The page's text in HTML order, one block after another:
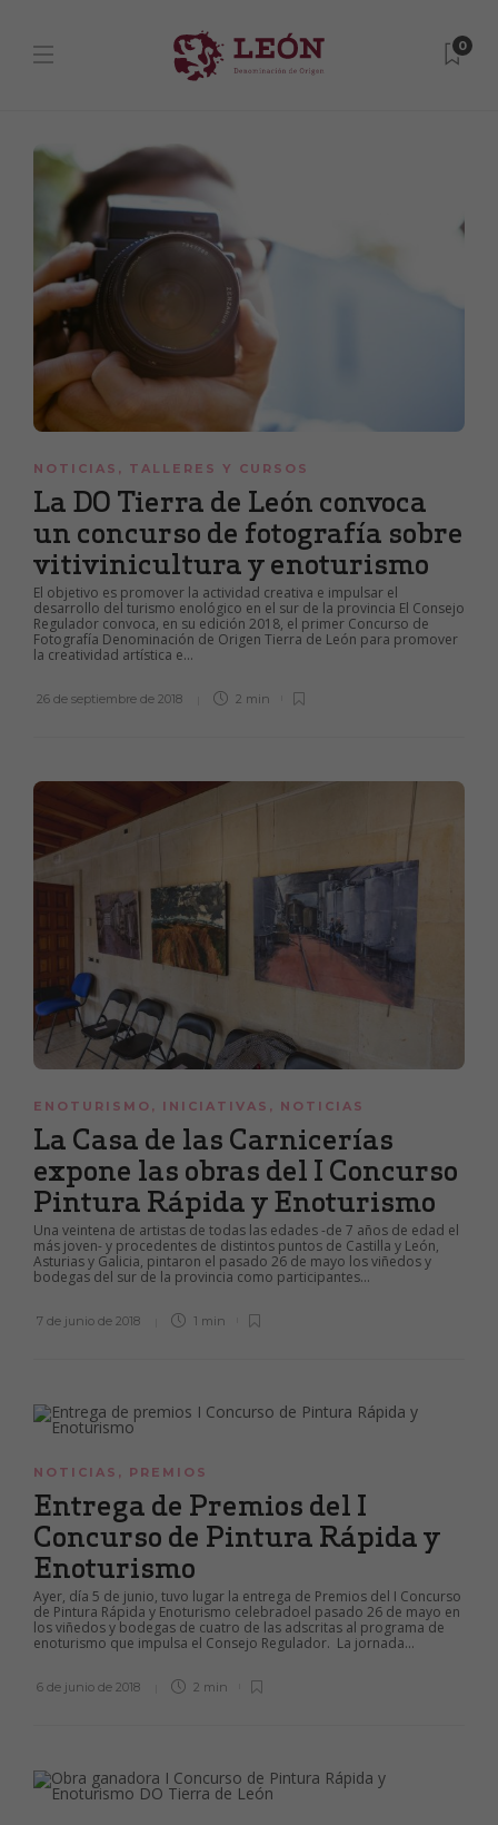
0
NOTICIAS , TALLERES Y CURSOS
La DO Tierra de León convoca
un concurso de fotografía sobre
vitivinicultura y enoturismo
El objetivo es promover la actividad creativa e impulsar el
desarrollo del turismo enológico en el sur de la provincia El Consejo
Regulador convoca, en su edición 2018, el primer Concurso de
Fotografía Denominación de Origen Tierra de León para promover
la creatividad artística e...
26 de septiembre de 2018 2 min
ENOTURISMO , INICIATIVAS , NOTICIAS
La Casa de las Carnicerías
expone las obras del I Concurso
Pintura Rápida y Enoturismo
Una veintena de artistas de todas las edades -de 7 años de edad el
más joven- y procedentes de distintos puntos de Castilla y León,
Asturias y Galicia, pintaron el pasado 26 de mayo los viñedos y
bodegas del sur de la provincia como participantes...
7 de junio de 2018 1 min
NOTICIAS , PREMIOS
Entrega de Premios del I
Concurso de Pintura Rápida y
Enoturismo
Ayer, día 5 de junio, tuvo lugar la entrega de Premios del I Concurso
de Pintura Rápida y Enoturismo celebradoel pasado 26 de mayo en
los viñedos y bodegas de cuatro de las adscritas al programa de
enoturismo que impulsa el Consejo Regulador. La jornada...
6 de junio de 2018 2 min